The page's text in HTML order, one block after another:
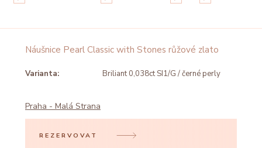
Náušnice Pearl Classic with Stones růžové zlato
Varianta: Briliant 0,038ct SI1/G / černé perly
Praha - Malá Strana
REZERVOVAT